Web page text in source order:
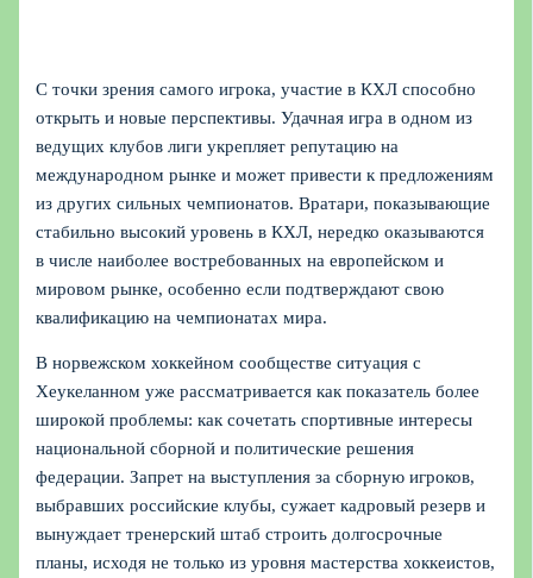
С точки зрения самого игрока, участие в КХЛ способно
открыть и новые перспективы. Удачная игра в одном из
ведущих клубов лиги укрепляет репутацию на
международном рынке и может привести к предложениям
из других сильных чемпионатов. Вратари, показывающие
стабильно высокий уровень в КХЛ, нередко оказываются
в числе наиболее востребованных на европейском и
мировом рынке, особенно если подтверждают свою
квалификацию на чемпионатах мира.
В норвежском хоккейном сообществе ситуация с
Хеукеланном уже рассматривается как показатель более
широкой проблемы: как сочетать спортивные интересы
национальной сборной и политические решения
федерации. Запрет на выступления за сборную игроков,
выбравших российские клубы, сужает кадровый резерв и
вынуждает тренерский штаб строить долгосрочные
планы, исходя не только из уровня мастерства хоккеистов,